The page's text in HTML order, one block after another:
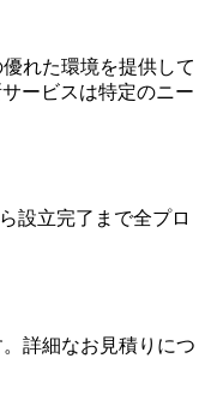
れた環境を提供して
サービスは特定のニー
設立完了まで全プロ
詳細なお見積りにつ